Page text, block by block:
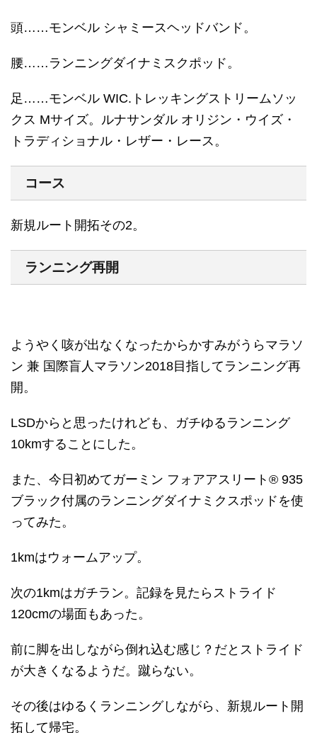
頭……モンベル シャミースヘッドバンド。
腰……ランニングダイナミスクポッド。
足……モンベル WIC.トレッキングストリームソッ
クス Mサイズ。ルナサンダル オリジン・ウイズ・
トラディショナル・レザー・レース。
コース
新規ルート開拓その2。
ランニング再開
ようやく咳が出なくなったからかすみがうらマラソ
ン 兼 国際盲人マラソン2018目指してランニング再
開。
LSDからと思ったけれども、ガチゆるランニング
10kmすることにした。
また、今日初めてガーミン フォアアスリート® 935
ブラック付属のランニングダイナミクスポッドを使
ってみた。
1kmはウォームアップ。
次の1kmはガチラン。記録を見たらストライド
120cmの場面もあった。
前に脚を出しながら倒れ込む感じ？だとストライド
が大きくなるようだ。蹴らない。
その後はゆるくランニングしながら、新規ルート開
拓して帰宅。